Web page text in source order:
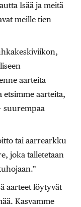
Isää ja meitä
meille tien
aarteita
etsimme aarteita,
suurempaa
tai aarrearkku
joka talletetaan
aarteet löytyvät
Kasvamme